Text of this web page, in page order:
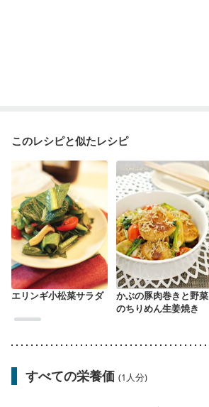
このレシピと似たレシピ
エリンギ小松菜サラダ
かぶの豚肉巻きと野菜
のちりめん生姜焼き
すべての栄養価 (1人分)